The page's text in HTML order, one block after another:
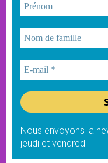
Nous envoyons la
jeudi et vendredi